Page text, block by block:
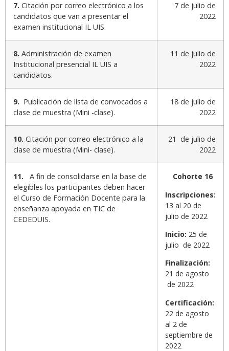
7. Citación por correo electrónico a los
candidatos que van a presentar el
examen institucional IL UIS.
7 de julio de
2022
8. Administración de examen
Institucional presencial IL UIS a
candidatos.
11 de julio de
2022
9. Publicación de lista de convocados a
clase de muestra (Mini -clase).
18 de julio de
2022
10. Citación por correo electrónico a la
clase de muestra (Mini- clase).
21 de julio de
2022
11. A fin de consolidarse en la base de
elegibles los participantes deben hacer
el Curso de Formación Docente para la
enseñanza apoyada en TIC de
CEDEDUIS.
Cohorte 16
Inscripciones:
13 al 20 de
julio de 2022
Inicio: 25 de
julio de 2022
Finalización:
21 de agosto
de 2022
Certificación:
22 de agosto
al 2 de
septiembre de
2022